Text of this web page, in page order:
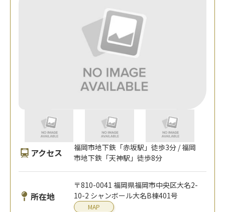
アクセス
福岡市地下鉄「赤坂駅」徒歩3分 / 福岡
市地下鉄「天神駅」徒歩8分
所在地
〒810-0041 福岡県福岡市中央区大名2-
10-2 シャンボール大名B棟401号
MAP